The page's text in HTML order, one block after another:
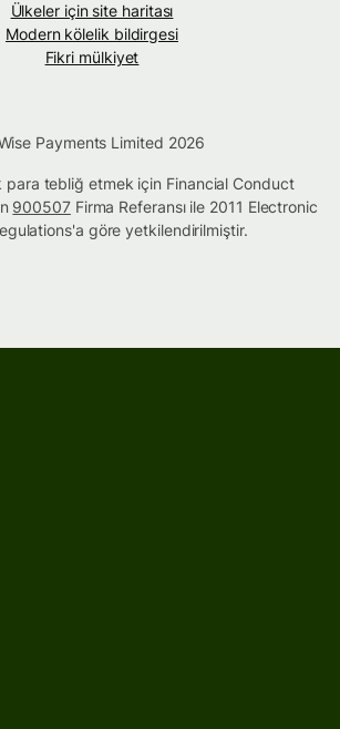
Ülkeler için site haritası
Modern kölelik bildirgesi
Fikri mülkiyet
Payments Limited 2026
para tebliğ etmek için Financial Conduct
900507Firma Referansı ile 2011 Electronic
göre yetkilendirilmiştir.